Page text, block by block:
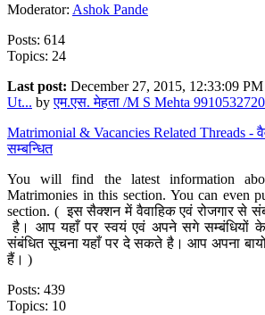
Moderator: Ashok Pande
Posts: 614
Topics: 24
Last post: December 27, 2015, 12:33:09 PM
Ut... byएम.एस. मेहता /M S Mehta 9910532720
Matrimonial & Vacancies Related Threads -
सम्बन्धित
You will find the latest information
Matrimonies in this section. You can even
section. ( इस सैक्शन में वैवाहिक एवं रोजगार से
है। आप यहाँ पर स्वयं एवं अपने सगे सम्बंधियों के
संबंधित सूचना यहाँ पर दे सकते है। आप अपना
हैं। )
Posts: 439
Topics: 10